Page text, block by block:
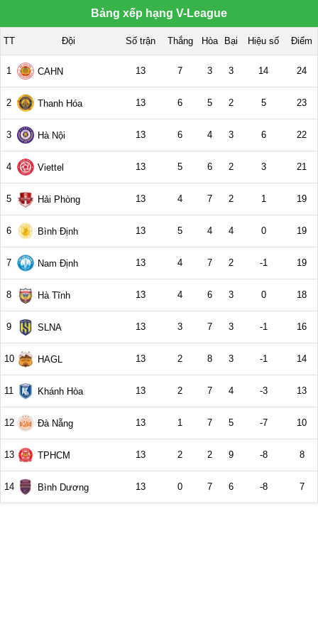
Bảng xếp hạng V-League
TT Đội Số trận Thắng Hòa Bại Hiệu số Điểm
1 CAHN 13 7 3 3 14 24
2 Thanh Hóa 13 6 5 2 5 23
3 Hà Nội 13 6 4 3 6 22
4 Viettel 13 5 6 2 3 21
5 Hải Phòng 13 4 7 2 1 19
6 Bình Định 13 5 4 4 0 19
7 Nam Định 13 4 7 2 -1 19
8 Hà Tĩnh 13 4 6 3 0 18
9 SLNA 13 3 7 3 -1 16
10 HAGL 13 2 8 3 -1 14
11 Khánh Hòa 13 2 7 4 -3 13
12 Đà Nẵng 13 1 7 5 -7 10
13 TPHCM 13 2 2 9 -8 8
14 Bình Dương 13 0 7 6 -8 7